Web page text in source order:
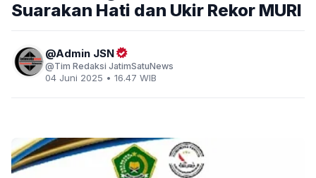
Suarakan Hati dan Ukir Rekor MURI
Admin JSN
Tim Redaksi JatimSatuNews
04 Juni 2025 • 16.47 WIB